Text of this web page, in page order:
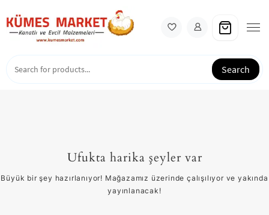
to
content
Search
Ufukta harika şeyler var
Büyük bir şey hazırlanıyor! Mağazamız üzerinde çalışılıyor ve yakında
yayınlanacak!